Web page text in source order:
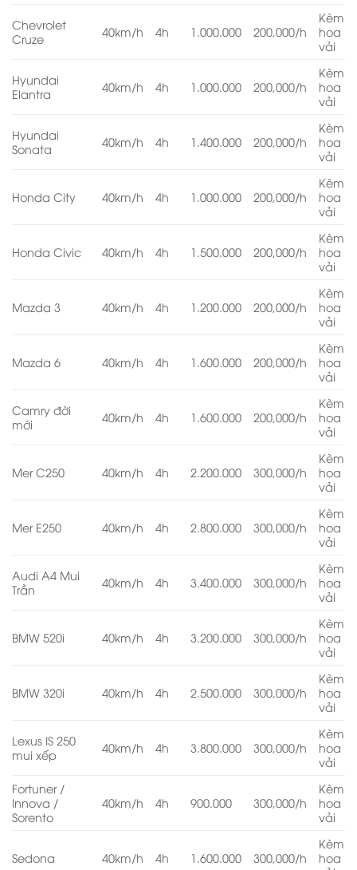
Chevrolet
Cruze
40km/h 4h 1.000.000 200,000/h
Kèm
hoa
vải
Hyundai
Elantra
40km/h 4h 1.000.000 200,000/h
Kèm
hoa
vải
Hyundai
Sonata
40km/h 4h 1.400.000 200,000/h
Kèm
hoa
vải
Honda City 40km/h 4h 1.000.000 200,000/h
Kèm
hoa
vải
Honda Civic 40km/h 4h 1.500.000 200,000/h
Kèm
hoa
vải
Mazda 3 40km/h 4h 1.200.000 200,000/h
Kèm
hoa
vải
Mazda 6 40km/h 4h 1.600.000 200,000/h
Kèm
hoa
vải
Camry đời
mới
40km/h 4h 1.600.000 200,000/h
Kèm
hoa
vải
Mer C250 40km/h 4h 2.200.000 300,000/h
Kèm
hoa
vải
Mer E250 40km/h 4h 2.800.000 300,000/h
Kèm
hoa
vải
Audi A4 Mui
Trần
40km/h 4h 3.400.000 300,000/h
Kèm
hoa
vải
BMW 520i 40km/h 4h 3.200.000 300,000/h
Kèm
hoa
vải
BMW 320i 40km/h 4h 2.500.000 300,000/h
Kèm
hoa
vải
Lexus IS 250
mui xếp
40km/h 4h 3.800.000 300,000/h
Kèm
hoa
vải
Fortuner /
Innova /
Sorento
40km/h 4h 900.000 300,000/h
Kèm
hoa
vải
Sedona 40km/h 4h 1.600.000 300,000/h
Kèm
hoa